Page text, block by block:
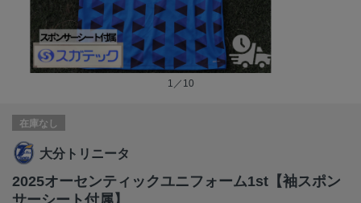
1／10
在庫なし
大分トリニータ
2025オーセンティックユニフォーム1st【袖スポン